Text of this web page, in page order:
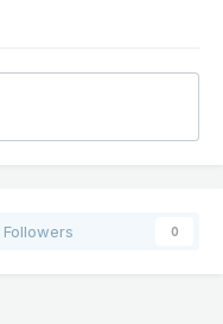
Followers 0